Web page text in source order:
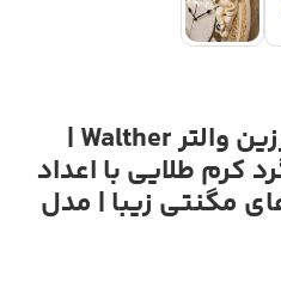
ساعت دیواری پلی رزین والتر Walther |
کرم طلایی با اعداد
مگنتی زیبا | مدل